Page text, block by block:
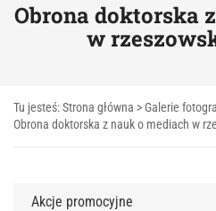
Obrona doktorska
w
Tu jesteś:Strona główna > Galerie
Obrona doktorska z nauk o mediach w
Akcje promocyjne